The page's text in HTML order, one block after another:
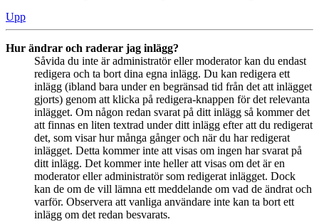
Upp
Hur ändrar och raderar jag inlägg?
Såvida du inte är administratör eller moderator kan du endast
redigera och ta bort dina egna inlägg. Du kan redigera ett
inlägg (ibland bara under en begränsad tid från det att inlägget
gjorts) genom att klicka på redigera-knappen för det relevanta
inlägget. Om någon redan svarat på ditt inlägg så kommer det
att finnas en liten textrad under ditt inlägg efter att du redigerat
det, som visar hur många gånger och när du har redigerat
inlägget. Detta kommer inte att visas om ingen har svarat på
ditt inlägg. Det kommer inte heller att visas om det är en
moderator eller administratör som redigerat inlägget. Dock
kan de om de vill lämna ett meddelande om vad de ändrat och
varför. Observera att vanliga användare inte kan ta bort ett
inlägg om det redan besvarats.